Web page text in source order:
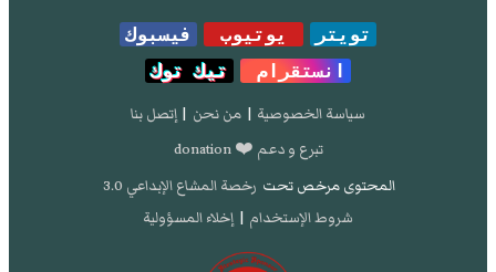
تويتر يوتيوب
فيسبوك
انستقرام
تيك توك
سياسة الخصوصية | من نحن | إتصل بنا
تبرع و دعم ❤️ donation
المحتوى مرخص تحت رخصة المشاع الإبداعي 3.0
شروط الإستخدام | إخلاء المسؤولية